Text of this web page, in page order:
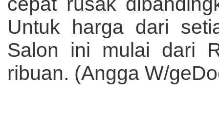
Untuk harga dari
Salon ini mulai dari
ribuan. (Angga W/